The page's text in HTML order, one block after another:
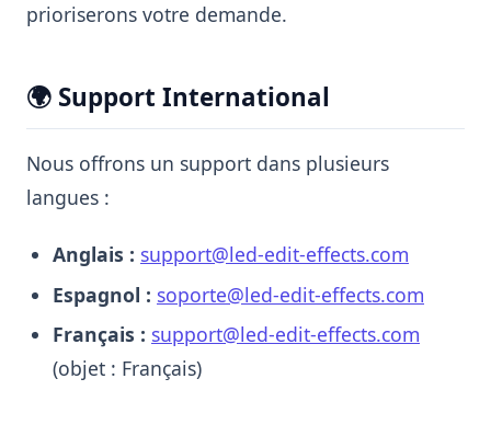
prioriserons votre demande.
🌍 Support International
Nous offrons un support dans plusieurs
langues :
Anglais : support@led-edit-effects.com
Espagnol : soporte@led-edit-effects.com
Français : support@led-edit-effects.com
(objet : Français)